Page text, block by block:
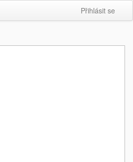
Přihlásit se